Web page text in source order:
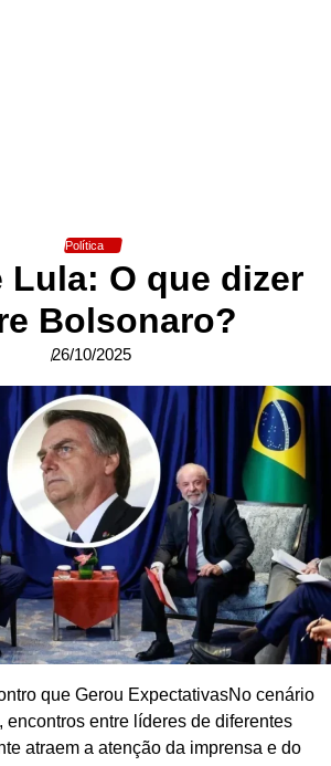
Política
Lula: O que dizer
Bolsonaro?
26/10/2025
que Gerou ExpectativasNo cenário
encontros entre líderes de diferentes
atraem a atenção da imprensa e do